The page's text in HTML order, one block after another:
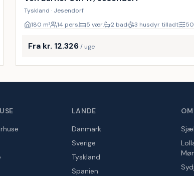
Tyskland · Jesendorf
180 m² 14 pers. 5 vær. 2 bad 3 husdyr tilladt 50
Fra kr. 12.326 / uge
LANDE
Danmark
Sverige
Tyskland
Spanien